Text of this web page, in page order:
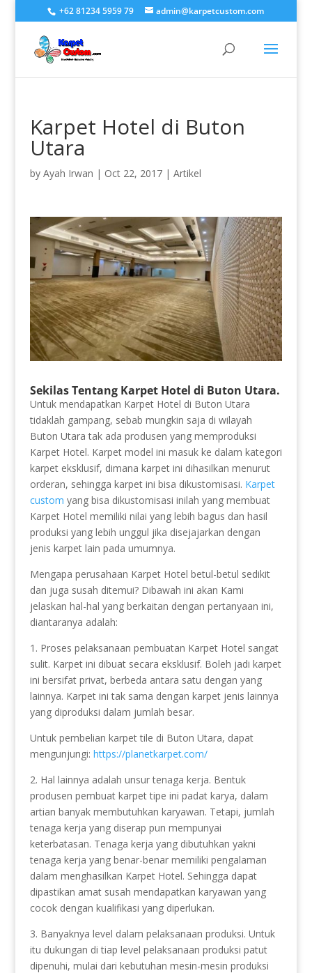
+62 81234 5959 79 admin@karpetcustom.com
Karpet Hotel di Buton
Utara
by Ayah Irwan | Oct 22, 2017| Artikel
Sekilas Tentang Karpet Hotel di Buton Utara.
Untuk mendapatkan Karpet Hotel di Buton Utara
tidaklah gampang, sebab mungkin saja di wilayah
Buton Utara tak ada produsen yang memproduksi
Karpet Hotel. Karpet model ini masuk ke dalam kategori
karpet eksklusif, dimana karpet ini dihasilkan menurut
orderan, sehingga karpet ini bisa dikustomisasi. Karpet
custom yang bisa dikustomisasi inilah yang membuat
Karpet Hotel memiliki nilai yang lebih bagus dan hasil
produksi yang lebih unggul jika disejajarkan dengan
jenis karpet lain pada umumnya.
Mengapa perusahaan Karpet Hotel betul-betul sedikit
dan juga susah ditemui? Dibawah ini akan Kami
jelaskan hal-hal yang berkaitan dengan pertanyaan ini,
diantaranya adalah:
1. Proses pelaksanaan pembuatan Karpet Hotel sangat
sulit. Karpet ini dibuat secara eksklusif. Boleh jadi karpet
ini bersifat privat, berbeda antara satu dengan yang
lainnya. Karpet ini tak sama dengan karpet jenis lainnya
yang diproduksi dalam jumlah besar.
Untuk pembelian karpet tile di Buton Utara, dapat
mengunjungi: https://planetkarpet.com/
2. Hal lainnya adalah unsur tenaga kerja. Bentuk
produsen pembuat karpet tipe ini padat karya, dalam
artian banyak membutuhkan karyawan. Tetapi, jumlah
tenaga kerja yang diserap pun mempunyai
keterbatasan. Tenaga kerja yang dibutuhkan yakni
tenaga kerja yang benar-benar memiliki pengalaman
dalam menghasilkan Karpet Hotel. Sehingga dapat
dipastikan amat susah mendapatkan karyawan yang
cocok dengan kualifikasi yang diperlukan.
3. Banyaknya level dalam pelaksanaan produksi. Untuk
itu dukungan di tiap level pelaksanaan produksi patut
dipenuhi, mulai dari kebutuhan mesin-mesin produksi